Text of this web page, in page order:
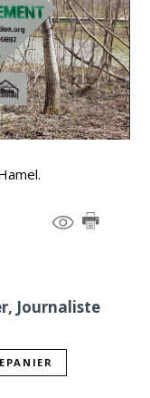
Journaliste